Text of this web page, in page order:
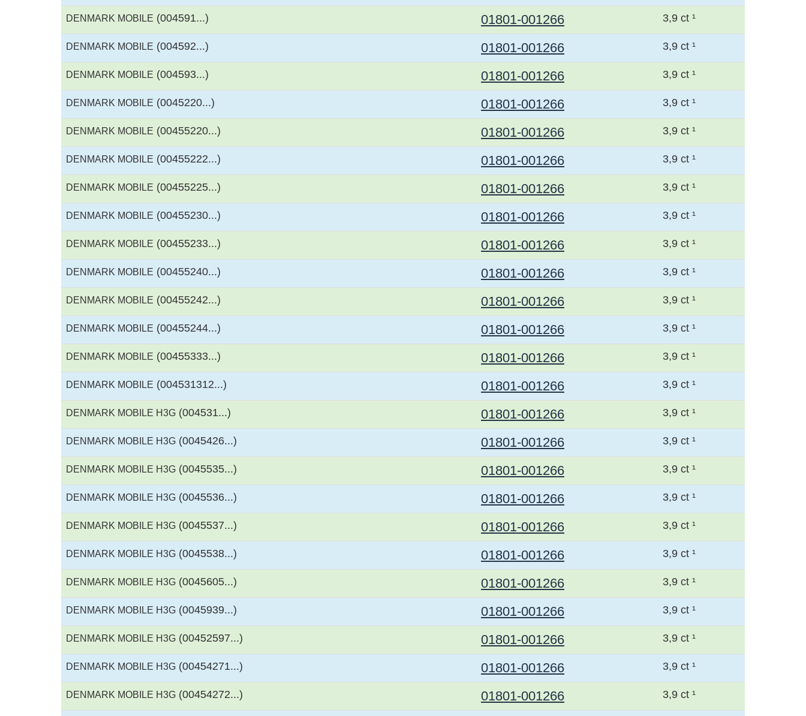
DENMARK MOBILE (004591...) 01801-001266 3,9 ct ¹
DENMARK MOBILE (004592...) 01801-001266 3,9 ct ¹
DENMARK MOBILE (004593...) 01801-001266 3,9 ct ¹
DENMARK MOBILE (0045220...) 01801-001266 3,9 ct ¹
DENMARK MOBILE (00455220...) 01801-001266 3,9 ct ¹
DENMARK MOBILE (00455222...) 01801-001266 3,9 ct ¹
DENMARK MOBILE (00455225...) 01801-001266 3,9 ct ¹
DENMARK MOBILE (00455230...) 01801-001266 3,9 ct ¹
DENMARK MOBILE (00455233...) 01801-001266 3,9 ct ¹
DENMARK MOBILE (00455240...) 01801-001266 3,9 ct ¹
DENMARK MOBILE (00455242...) 01801-001266 3,9 ct ¹
DENMARK MOBILE (00455244...) 01801-001266 3,9 ct ¹
DENMARK MOBILE (00455333...) 01801-001266 3,9 ct ¹
DENMARK MOBILE (004531312...) 01801-001266 3,9 ct ¹
DENMARK MOBILE H3G (004531...) 01801-001266 3,9 ct ¹
DENMARK MOBILE H3G (0045426...) 01801-001266 3,9 ct ¹
DENMARK MOBILE H3G (0045535...) 01801-001266 3,9 ct ¹
DENMARK MOBILE H3G (0045536...) 01801-001266 3,9 ct ¹
DENMARK MOBILE H3G (0045537...) 01801-001266 3,9 ct ¹
DENMARK MOBILE H3G (0045538...) 01801-001266 3,9 ct ¹
DENMARK MOBILE H3G (0045605...) 01801-001266 3,9 ct ¹
DENMARK MOBILE H3G (0045939...) 01801-001266 3,9 ct ¹
DENMARK MOBILE H3G (00452597...) 01801-001266 3,9 ct ¹
DENMARK MOBILE H3G (00454271...) 01801-001266 3,9 ct ¹
DENMARK MOBILE H3G (00454272...) 01801-001266 3,9 ct ¹